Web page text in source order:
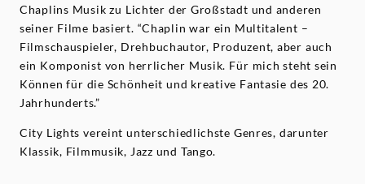
Chaplins Musik zu Lichter der Großstadt und anderen
seiner Filme basiert. “Chaplin war ein Multitalent –
Filmschauspieler, Drehbuchautor, Produzent, aber auch
ein Komponist von herrlicher Musik. Für mich steht sein
Können für die Schönheit und kreative Fantasie des 20.
Jahrhunderts.”
City Lights vereint unterschiedlichste Genres, darunter
Klassik, Filmmusik, Jazz und Tango.